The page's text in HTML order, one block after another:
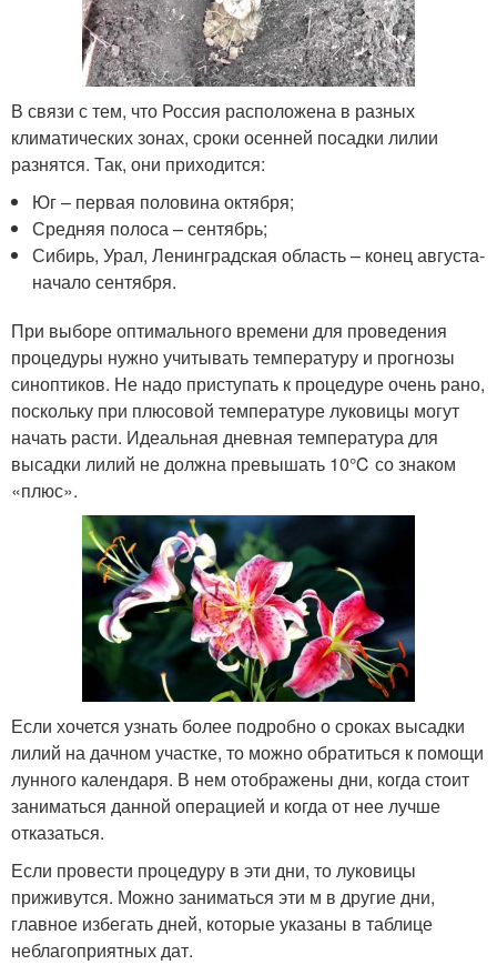
В связи с тем, что Россия расположена в разных
климатических зонах, сроки осенней посадки лилии
разнятся. Так, они приходится:
Юг – первая половина октября;
Средняя полоса – сентябрь;
Сибирь, Урал, Ленинградская область – конец августа-
начало сентября.
При выборе оптимального времени для проведения
процедуры нужно учитывать температуру и прогнозы
синоптиков. Не надо приступать к процедуре очень рано,
поскольку при плюсовой температуре луковицы могут
начать расти. Идеальная дневная температура для
высадки лилий не должна превышать 10℃ со знаком
«плюс».
Если хочется узнать более подробно о сроках высадки
лилий на дачном участке, то можно обратиться к помощи
лунного календаря. В нем отображены дни, когда стоит
заниматься данной операцией и когда от нее лучше
отказаться.
Если провести процедуру в эти дни, то луковицы
приживутся. Можно заниматься эти м в другие дни,
главное избегать дней, которые указаны в таблице
неблагоприятных дат.